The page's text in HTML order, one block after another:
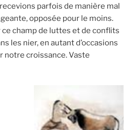
parfois de manière mal
opposée pour le moins.
champ de luttes et de conflits
les nier, en autant d’occasions
notre croissance. Vaste